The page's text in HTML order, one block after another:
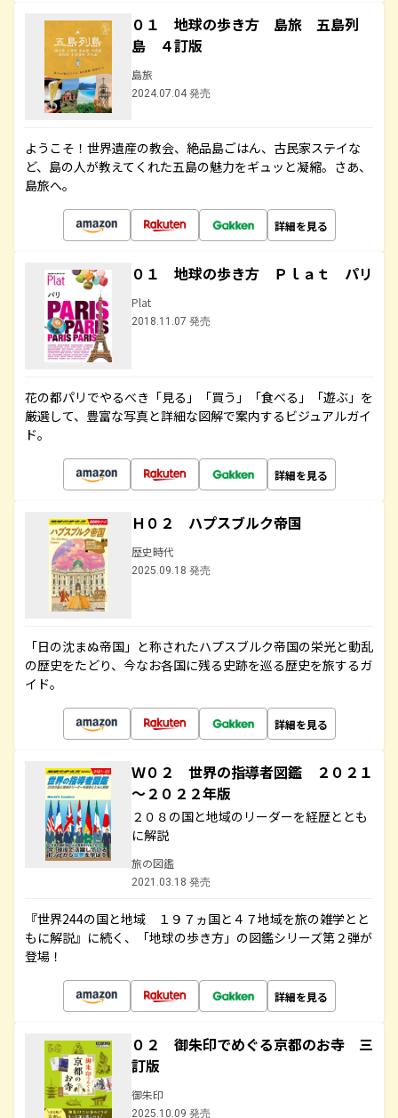
０１ 地球の歩き方 島旅 五島列
島 ４訂版
島旅
2024.07.04 発売
ようこそ！世界遺産の教会、絶品島ごはん、古民家ステイな
ど、島の人が教えてくれた五島の魅力をギュッと凝縮。さあ、
島旅へ。
詳細を見る
０１ 地球の歩き方 Ｐｌａｔ パリ
Plat
2018.11.07 発売
花の都パリでやるべき「見る」「買う」「食べる」「遊ぶ」を
厳選して、豊富な写真と詳細な図解で案内するビジュアルガイ
ド。
詳細を見る
Ｈ０２ ハプスブルク帝国
歴史時代
2025.09.18 発売
「日の沈まぬ帝国」と称されたハプスブルク帝国の栄光と動乱
の歴史をたどり、今なお各国に残る史跡を巡る歴史を旅するガ
イド。
詳細を見る
Ｗ０２ 世界の指導者図鑑 ２０２１
～２０２２年版
２０８の国と地域のリーダーを経歴ととも
に解説
旅の図鑑
2021.03.18 発売
『世界244の国と地域 １９７ヵ国と４７地域を旅の雑学とと
もに解説』に続く、「地球の歩き方」の図鑑シリーズ第２弾が
登場！
詳細を見る
０２ 御朱印でめぐる京都のお寺 三
訂版
御朱印
2025.10.09 発売